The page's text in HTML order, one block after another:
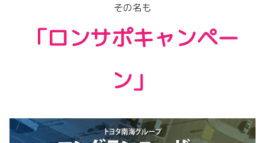
その名も
「ロンサポキャンペー
ン」